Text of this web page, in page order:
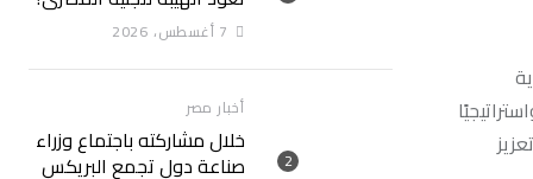
7 أغسطس، 2026
أخبار مصر
خلال مشاركته باجتماع وزراء
صناعة دول تجمع البريكس